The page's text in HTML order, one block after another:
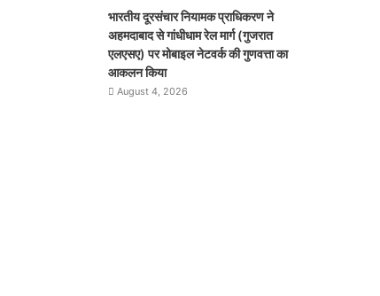
भारतीय दूरसंचार नियामक प्राधिकरण ने
अहमदाबाद से गांधीधाम रेल मार्ग (गुजरात
एलएसए) पर मोबाइल नेटवर्क की गुणवत्ता का
आकलन किया
August 4, 2026